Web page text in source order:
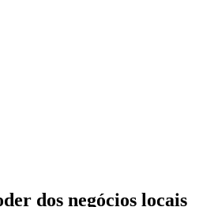
dos negócios locais